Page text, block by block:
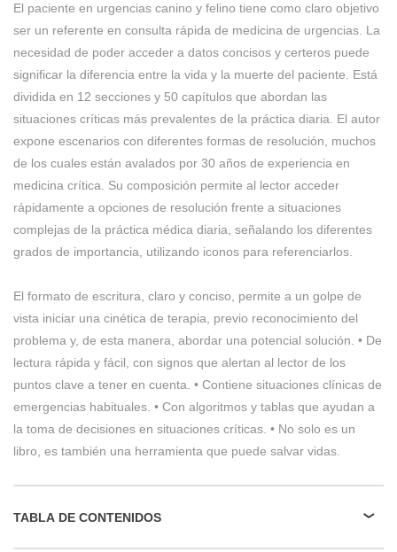
El paciente en urgencias canino y felino tiene como claro objetivo
ser un referente en consulta rápida de medicina de urgencias. La
necesidad de poder acceder a datos concisos y certeros puede
significar la diferencia entre la vida y la muerte del paciente. Está
dividida en 12 secciones y 50 capítulos que abordan las
situaciones críticas más prevalentes de la práctica diaria. El autor
expone escenarios con diferentes formas de resolución, muchos
de los cuales están avalados por 30 años de experiencia en
medicina crítica. Su composición permite al lector acceder
rápidamente a opciones de resolución frente a situaciones
complejas de la práctica médica diaria, señalando los diferentes
grados de importancia, utilizando iconos para referenciarlos.
El formato de escritura, claro y conciso, permite a un golpe de
vista iniciar una cinética de terapia, previo reconocimiento del
problema y, de esta manera, abordar una potencial solución. • De
lectura rápida y fácil, con signos que alertan al lector de los
puntos clave a tener en cuenta. • Contiene situaciones clínicas de
emergencias habituales. • Con algoritmos y tablas que ayudan a
la toma de decisiones en situaciones críticas. • No solo es un
libro, es también una herramienta que puede salvar vidas.
TABLA DE CONTENIDOS